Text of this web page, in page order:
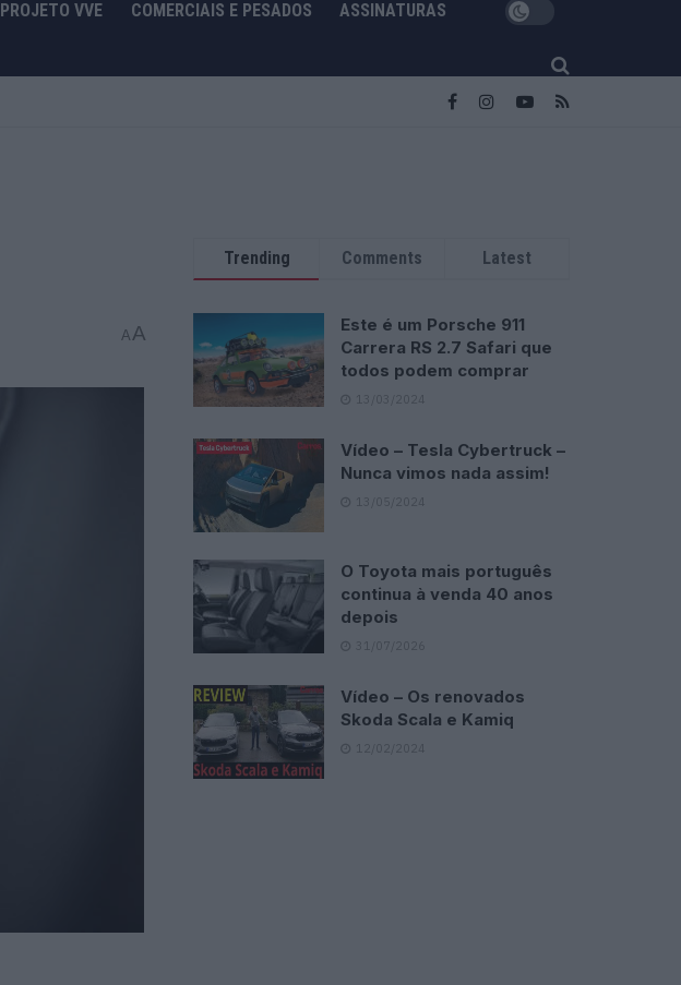
PROJETO VVE COMERCIAIS E PESADOS ASSINATURAS
AA
Trending Comments Latest
Este é um Porsche 911
Carrera RS 2.7 Safari que
todos podem comprar
13/03/2024
Vídeo – Tesla Cybertruck –
Nunca vimos nada assim!
13/05/2024
O Toyota mais português
continua à venda 40 anos
depois
31/07/2026
Vídeo – Os renovados
Skoda Scala e Kamiq
12/02/2024